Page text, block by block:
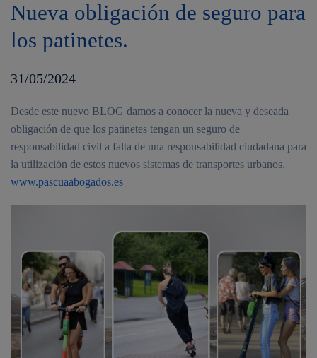
Nueva obligación de seguro para
los patinetes.
31/05/2024
Desde este nuevo BLOG damos a conocer la nueva y deseada
obligación de que los patinetes tengan un seguro de
responsabilidad civil a falta de una responsabilidad ciudadana para
la utilización de estos nuevos sistemas de transportes urbanos.
www.pascuaabogados.es